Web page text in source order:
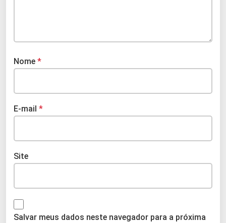
Nome *
E-mail *
Site
Salvar meus dados neste navegador para a próxima